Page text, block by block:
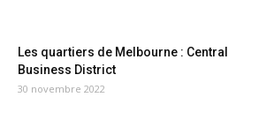
Les quartiers de Melbourne : Central
Business District
30 novembre 2022